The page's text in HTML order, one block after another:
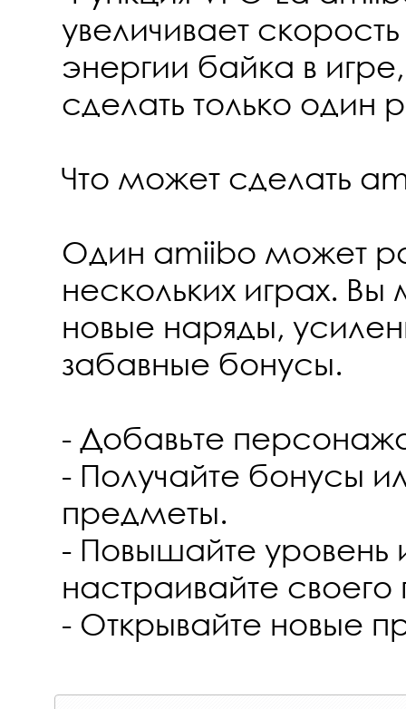
увеличивает
энергии байка в
сделать только один
Что может сделать
Один amiibo может
нескольких играх. Вы
новые наряды,
забавные бонусы.
- Добавьте
- Получайте бонусы
предметы.
- Повышайте уровень
настраивайте
- Открывайте новые